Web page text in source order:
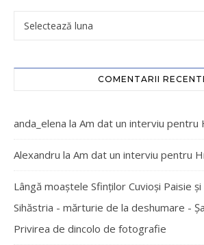
COMENTARII
anda_elena la Am dat un interviu pentru
Alexandru la Am dat un interviu pentru
Lângă moaștele Sfinților Cuvioși Paisie
Sihăstria - mărturie de la deshumare -
Privirea de dincolo de fotografie